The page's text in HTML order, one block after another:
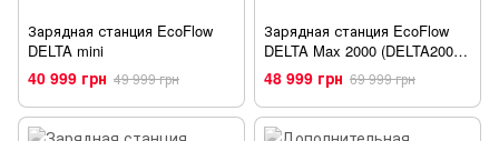
Зарядная станция EcoFlow
DELTA mini
40 999 грн 49 999 грн
Зарядная станция EcoFlow
DELTA Max 2000 (DELTA2000-
EU)
48 999 грн 69 999 грн